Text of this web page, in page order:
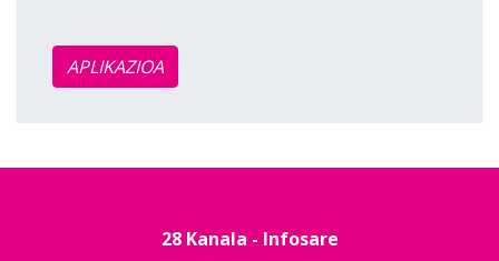
APLIKAZIOA
28 Kanala - Infosare